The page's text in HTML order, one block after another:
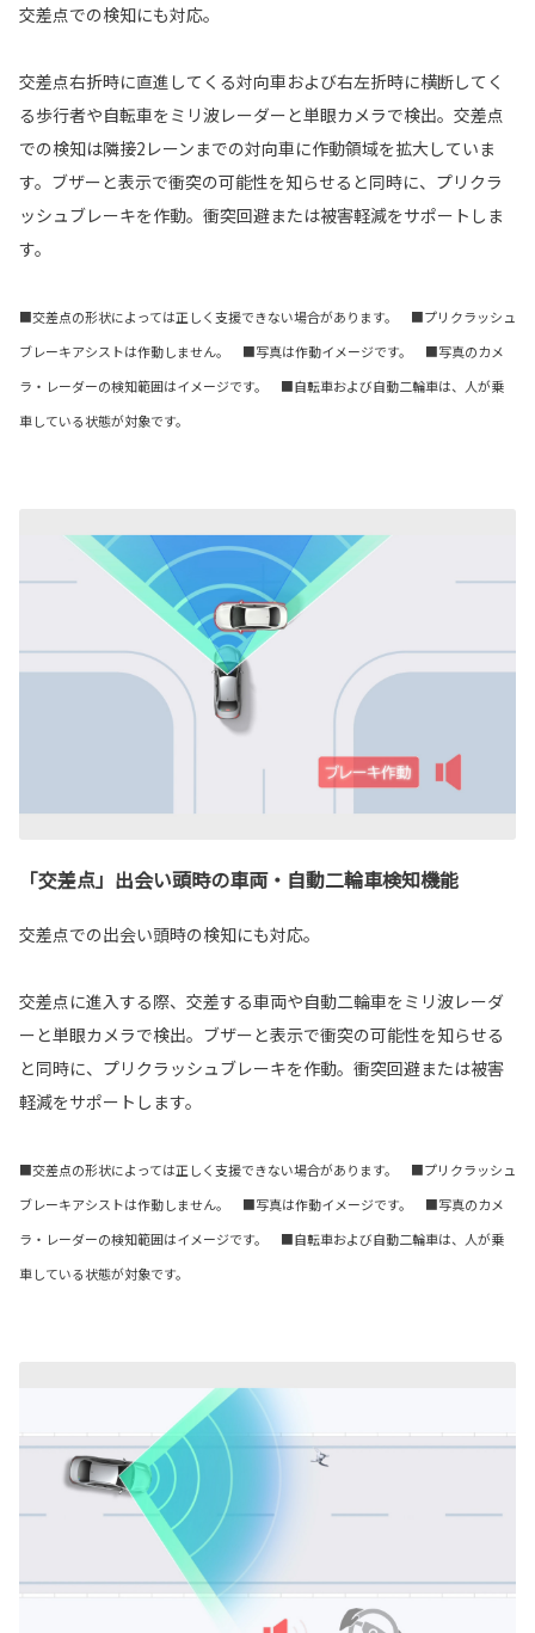
交差点での検知にも対応。
交差点右折時に直進してくる対向車および右左折時に横断してく
る歩行者や自転車をミリ波レーダーと単眼カメラで検出。交差点
での検知は隣接2レーンまでの対向車に作動領域を拡大していま
す。ブザーと表示で衝突の可能性を知らせると同時に、プリクラ
ッシュブレーキを作動。衝突回避または被害軽減をサポートしま
す。
■交差点の形状によっては正しく支援できない場合があります。 ■プリクラッシュ
ブレーキアシストは作動しません。 ■写真は作動イメージです。 ■写真のカメ
ラ・レーダーの検知範囲はイメージです。 ■自転車および自動二輪車は、人が乗
車している状態が対象です。
「交差点」出会い頭時の車両・自動二輪車検知機能
交差点での出会い頭時の検知にも対応。
交差点に進入する際、交差する車両や自動二輪車をミリ波レーダ
ーと単眼カメラで検出。ブザーと表示で衝突の可能性を知らせる
と同時に、プリクラッシュブレーキを作動。衝突回避または被害
軽減をサポートします。
■交差点の形状によっては正しく支援できない場合があります。 ■プリクラッシュ
ブレーキアシストは作動しません。 ■写真は作動イメージです。 ■写真のカメ
ラ・レーダーの検知範囲はイメージです。 ■自転車および自動二輪車は、人が乗
車している状態が対象です。